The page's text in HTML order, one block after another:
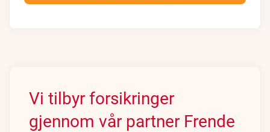
Vi tilbyr forsikringer
gjennom vår partner Frende